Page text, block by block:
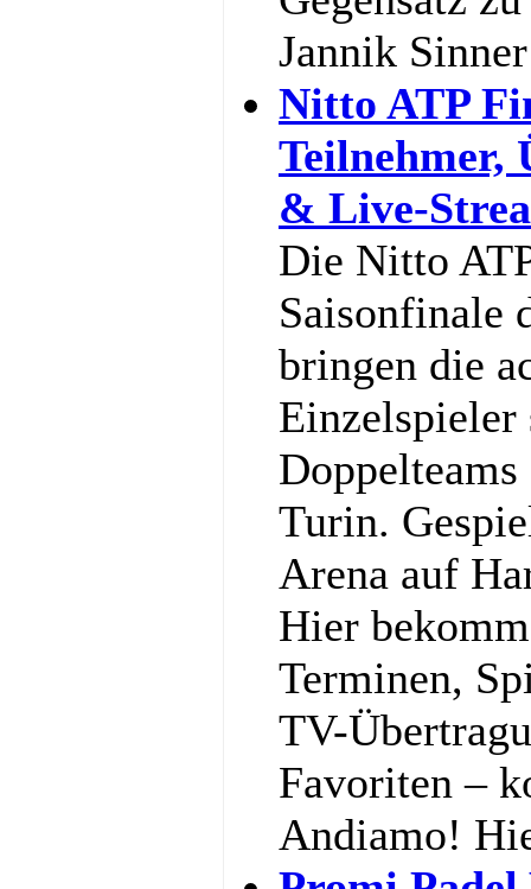
Jannik
Nitto ATP
Teilnehmer,
& Live-
Die Nitto
Saisonfinale
bringen die
Einzelspieler
Doppelteams
Turin.
Arena auf
Hier
Terminen,
TV-
Favoriten –
Andiamo!